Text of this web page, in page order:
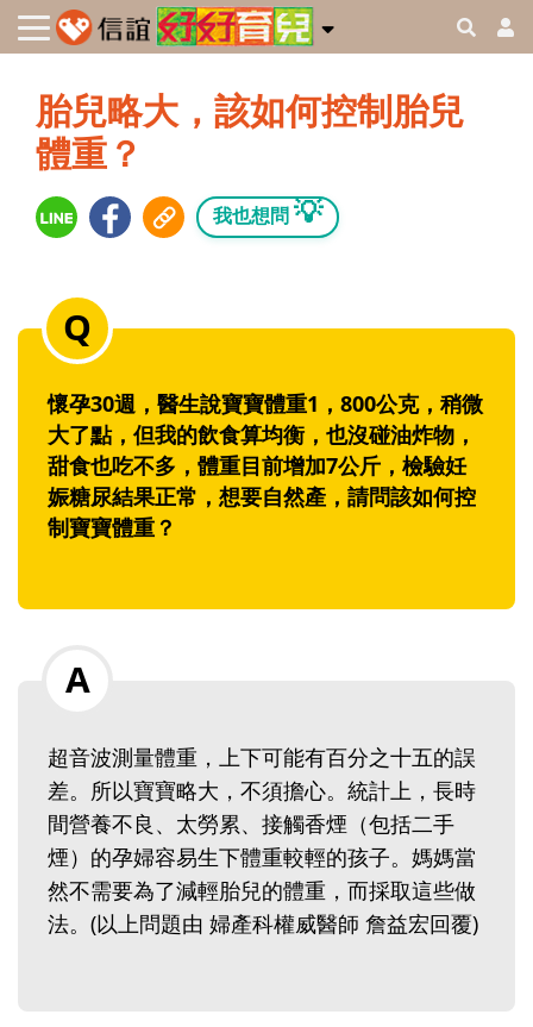
胎兒略大，該如何控制胎兒
體重？
我也想問 💡
懷孕30週，醫生說寶寶體重1，800公克，稍微
大了點，但我的飲食算均衡，也沒碰油炸物，
甜食也吃不多，體重目前增加7公斤，檢驗妊
娠糖尿結果正常，想要自然產，請問該如何控
制寶寶體重？
超音波測量體重，上下可能有百分之十五的誤
差。所以寶寶略大，不須擔心。統計上，長時
間營養不良、太勞累、接觸香煙（包括二手
煙）的孕婦容易生下體重較輕的孩子。媽媽當
然不需要為了減輕胎兒的體重，而採取這些做
法。(以上問題由 婦產科權威醫師 詹益宏回覆)